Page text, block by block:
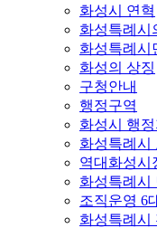
화성시 연혁
화성특례시
화성특례시
화성의 상징
구청안내
행정구역
화성시 행
화성특례시
역대화성시
화성특례시
조직운영 6
화성특례시